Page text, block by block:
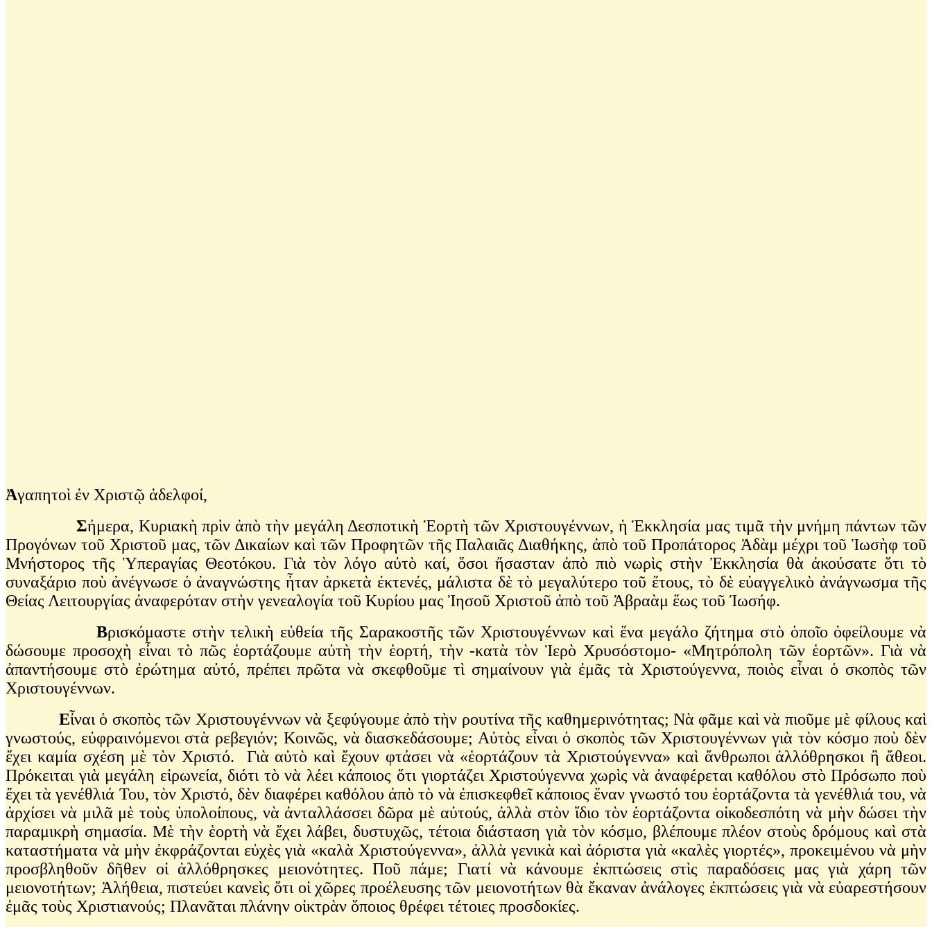
Ἀγαπητοὶ ἐν Χριστῷ ἀδελφοί,
Σήμερα, Κυριακὴ πρὶν ἀπὸ τὴν μεγάλη Δεσποτικὴ Ἑορτὴ τῶν Χριστουγέννων, ἡ Ἐκκλησία μας τιμᾶ τὴν μνήμη πάντων τῶν
Προγόνων τοῦ Χριστοῦ μας, τῶν Δικαίων καὶ τῶν Προφητῶν τῆς Παλαιᾶς Διαθήκης, ἀπὸ τοῦ Προπάτορος Ἀδὰμ μέχρι τοῦ Ἰωσὴφ τοῦ
Μνήστορος τῆς Ὑπεραγίας Θεοτόκου. Γιὰ τὸν λόγο αὐτὸ καί, ὅσοι ἤσασταν ἀπὸ πιὸ νωρὶς στὴν Ἐκκλησία θὰ ἀκούσατε ὅτι τὸ
συναξάριο ποὺ ἀνέγνωσε ὁ ἀναγνώστης ἦταν ἀρκετὰ ἐκτενές, μάλιστα δὲ τὸ μεγαλύτερο τοῦ ἔτους, τὸ δὲ εὐαγγελικὸ ἀνάγνωσμα τῆς
Θείας Λειτουργίας ἀναφερόταν στὴν γενεαλογία τοῦ Κυρίου μας Ἰησοῦ Χριστοῦ ἀπὸ τοῦ Ἀβραὰμ ἕως τοῦ Ἰωσήφ.
Βρισκόμαστε στὴν τελικὴ εὐθεία τῆς Σαρακοστῆς τῶν Χριστουγέννων καὶ ἕνα μεγάλο ζήτημα στὸ ὁποῖο ὀφείλουμε νὰ
δώσουμε προσοχὴ εἶναι τὸ πῶς ἑορτάζουμε αὐτὴ τὴν ἑορτή, τὴν -κατὰ τὸν Ἱερὸ Χρυσόστομο- «Μητρόπολη τῶν ἑορτῶν». Γιὰ νὰ
ἀπαντήσουμε στὸ ἐρώτημα αὐτό, πρέπει πρῶτα νὰ σκεφθοῦμε τὶ σημαίνουν γιὰ ἐμᾶς τὰ Χριστούγεννα, ποιὸς εἶναι ὁ σκοπὸς τῶν
Χριστουγέννων.
Εἶναι ὁ σκοπὸς τῶν Χριστουγέννων νὰ ξεφύγουμε ἀπὸ τὴν ρουτίνα τῆς καθημερινότητας; Νὰ φᾶμε καὶ νὰ πιοῦμε μὲ φίλους καὶ
γνωστούς, εὐφραινόμενοι στὰ ρεβεγιόν; Κοινῶς, νὰ διασκεδάσουμε; Αὐτὸς εἶναι ὁ σκοπὸς τῶν Χριστουγέννων γιὰ τὸν κόσμο ποὺ δὲν
ἔχει καμία σχέση μὲ τὸν Χριστό. Γιὰ αὐτὸ καὶ ἔχουν φτάσει νὰ «ἑορτάζουν τὰ Χριστούγεννα» καὶ ἄνθρωποι ἀλλόθρησκοι ἢ ἄθεοι.
Πρόκειται γιὰ μεγάλη εἰρωνεία, διότι τὸ νὰ λέει κάποιος ὅτι γιορτάζει Χριστούγεννα χωρὶς νὰ ἀναφέρεται καθόλου στὸ Πρόσωπο ποὺ
ἔχει τὰ γενέθλιά Του, τὸν Χριστό, δὲν διαφέρει καθόλου ἀπὸ τὸ νὰ ἐπισκεφθεῖ κάποιος ἕναν γνωστό του ἑορτάζοντα τὰ γενέθλιά του, νὰ
ἀρχίσει νὰ μιλᾶ μὲ τοὺς ὑπολοίπους, νὰ ἀνταλλάσσει δῶρα μὲ αὐτούς, ἀλλὰ στὸν ἴδιο τὸν ἑορτάζοντα οἰκοδεσπότη νὰ μὴν δώσει τὴν
παραμικρὴ σημασία. Μὲ τὴν ἑορτὴ νὰ ἔχει λάβει, δυστυχῶς, τέτοια διάσταση γιὰ τὸν κόσμο, βλέπουμε πλέον στοὺς δρόμους καὶ στὰ
καταστήματα νὰ μὴν ἐκφράζονται εὐχὲς γιὰ «καλὰ Χριστούγεννα», ἀλλὰ γενικὰ καὶ ἀόριστα γιὰ «καλὲς γιορτές», προκειμένου νὰ μὴν
προσβληθοῦν δῆθεν οἱ ἀλλόθρησκες μειονότητες. Ποῦ πάμε; Γιατί νὰ κάνουμε ἐκπτώσεις στὶς παραδόσεις μας γιὰ χάρη τῶν
μειονοτήτων; Ἀλήθεια, πιστεύει κανεὶς ὅτι οἱ χῶρες προέλευσης τῶν μειονοτήτων θὰ ἔκαναν ἀνάλογες ἐκπτώσεις γιὰ νὰ εὐαρεστήσουν
ἐμᾶς τοὺς Χριστιανούς; Πλανᾶται πλάνην οἰκτρὰν ὅποιος θρέφει τέτοιες προσδοκίες.